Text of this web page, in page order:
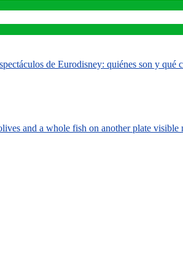
de Eurodisney: quiénes son y qué